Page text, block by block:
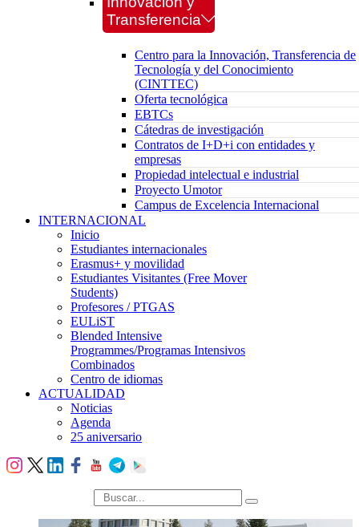
Transferencia
Centro para la Innovación, Transferencia de
Tecnología y del Conocimiento
(CINTTEC)
Oferta tecnológica
EBTCs
Cátedras de investigación
Contratos de I+D+i con entidades y
empresas
Propiedad intelectual e industrial
Proyecto Umotor
Campus de Excelencia Internacional
INTERNACIONAL
Inicio
Estudiantes internacionales
Erasmus+ y movilidad
Estudiantes Visitantes (Free Mover
Students)
Profesores / PTGAS
EULiST
Blended Intensive
Programmes/Programas Intensivos
Combinados
Centro de idiomas
ACTUALIDAD
Noticias
Agenda
25 aniversario
búsqueda